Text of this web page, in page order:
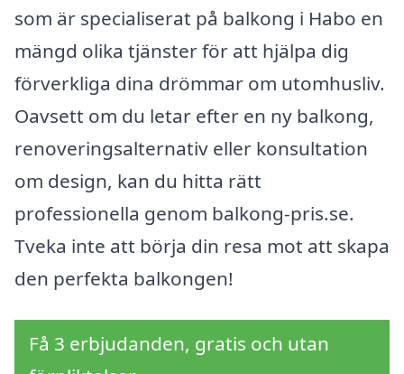
som är specialiserat på balkong i Habo en
mängd olika tjänster för att hjälpa dig
förverkliga dina drömmar om utomhusliv.
Oavsett om du letar efter en ny balkong,
renoveringsalternativ eller konsultation
om design, kan du hitta rätt
professionella genom balkong-pris.se.
Tveka inte att börja din resa mot att skapa
den perfekta balkongen!
Få 3 erbjudanden, gratis och utan